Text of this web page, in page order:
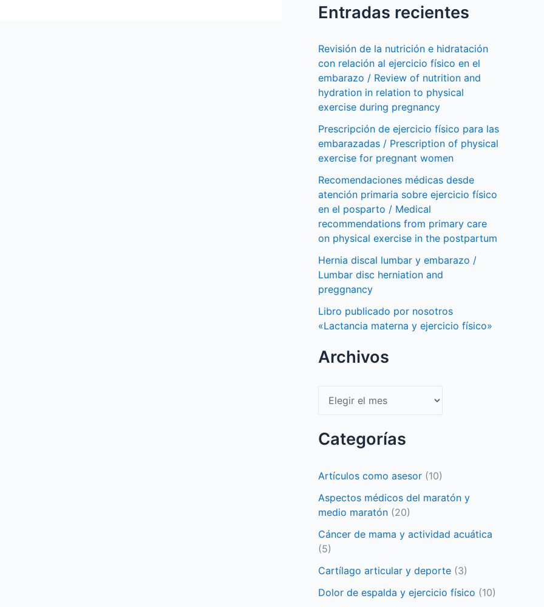
Entradas recientes
Revisión de la nutrición e hidratación
con relación al ejercicio físico en el
embarazo / Review of nutrition and
hydration in relation to physical
exercise during pregnancy
Prescripción de ejercicio físico para las
embarazadas / Prescription of physical
exercise for pregnant women
Recomendaciones médicas desde
atención primaria sobre ejercicio físico
en el posparto / Medical
recommendations from primary care
on physical exercise in the postpartum
Hernia discal lumbar y embarazo /
Lumbar disc herniation and
preggnancy
Libro publicado por nosotros
«Lactancia materna y ejercicio físico»
Archivos
Archivos
Categorías
Artículos como asesor (10)
Aspectos médicos del maratón y
medio maratón (20)
Cáncer de mama y actividad acuática
(5)
Cartílago articular y deporte (3)
Dolor de espalda y ejercicio físico (10)